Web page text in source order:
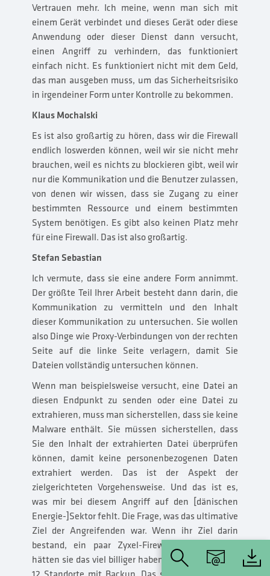
Vertrauen mehr. Ich meine, wenn man sich mit
einem Gerät verbindet und dieses Gerät oder diese
Anwendung oder dieser Dienst dann versucht,
einen Angriff zu verhindern, das funktioniert
einfach nicht. Es funktioniert nicht mit dem Geld,
das man ausgeben muss, um das Sicherheitsrisiko
in irgendeiner Form unter Kontrolle zu bekommen.
Klaus Mochalski
Es ist also großartig zu hören, dass wir die Firewall
endlich loswerden können, weil wir sie nicht mehr
brauchen, weil es nichts zu blockieren gibt, weil wir
nur die Kommunikation und die Benutzer zulassen,
von denen wir wissen, dass sie Zugang zu einer
bestimmten Ressource und einem bestimmten
System benötigen. Es gibt also keinen Platz mehr
für eine Firewall. Das ist also großartig.
Stefan Sebastian
Ich vermute, dass sie eine andere Form annimmt.
Der größte Teil Ihrer Arbeit besteht dann darin, die
Kommunikation zu vermitteln und den Inhalt
dieser Kommunikation zu untersuchen. Sie wollen
also Dinge wie Proxy-Verbindungen von der rechten
Seite auf die linke Seite verlagern, damit Sie
Dateien vollständig untersuchen können.
Wenn man beispielsweise versucht, eine Datei an
diesen Endpunkt zu senden oder eine Datei zu
extrahieren, muss man sicherstellen, dass sie keine
Malware enthält. Sie müssen sicherstellen, dass
Sie den Inhalt der extrahierten Datei überprüfen
können, damit keine personenbezogenen Daten
extrahiert werden. Das ist der Aspekt der
zielgerichteten Vorgehensweise. Und das ist es,
was mir bei diesem Angriff auf den [dänischen
Energie-]Sektor fehlt. Die Frage, was das ultimative
Ziel der Angreifenden war. Wenn ihr Ziel darin
bestand, ein paar Zyxel-Firewalls zu besitzen,
hätten sie das viel billiger haben können. Es waren